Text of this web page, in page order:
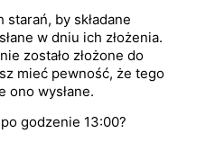
starań, by składane
w dniu ich złożenia.
zostało złożone do
mieć pewność, że tego
ono wysłane.
godzenie 13:00?